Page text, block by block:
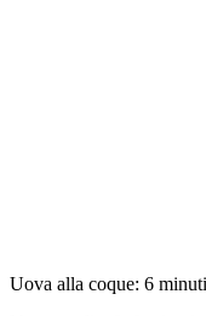
Uova alla coque: 6 minuti